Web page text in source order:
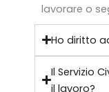
lavorare o
Ho diritto
Il Servizio
il lavoro?